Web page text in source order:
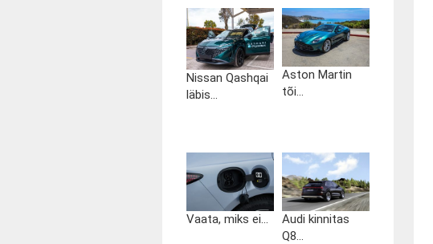
Nissan Qashqai
läbis...
Aston Martin
tõi...
Vaata, miks ei...
Audi kinnitas
Q8...